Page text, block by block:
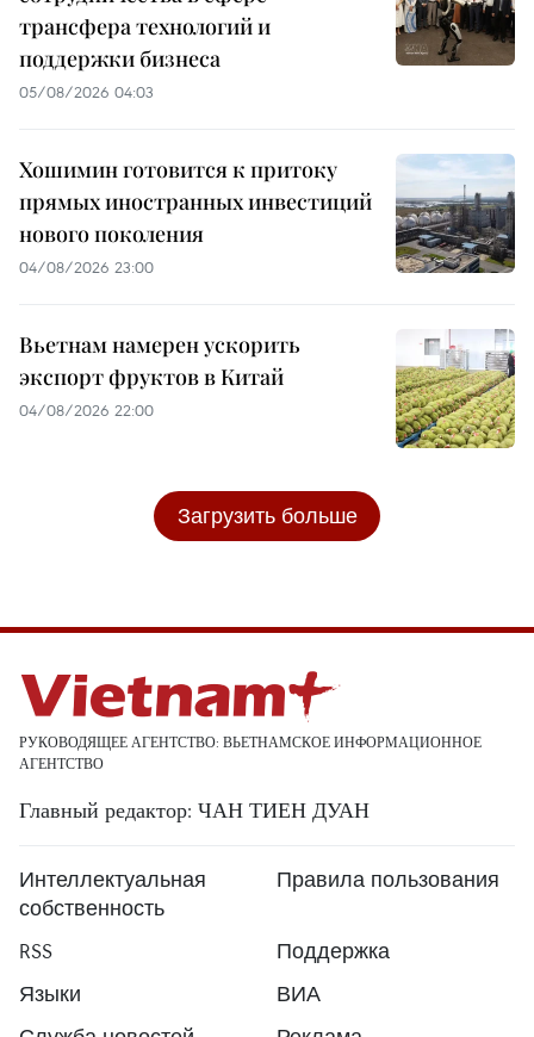
трансфера технологий и
поддержки бизнеса
05/08/2026 04:03
Хошимин готовится к притоку
прямых иностранных инвестиций
нового поколения
04/08/2026 23:00
Вьетнам намерен ускорить
экспорт фруктов в Китай
04/08/2026 22:00
Загрузить больше
РУКОВОДЯЩЕЕ АГЕНТСТВО: ВЬЕТНАМСКОЕ ИНФОРМАЦИОННОЕ
АГЕНТСТВО
Главный редактор: ЧАН ТИЕН ДУАН
Интеллектуальная
собственность
Правила пользования
RSS
Поддержка
Языки
ВИА